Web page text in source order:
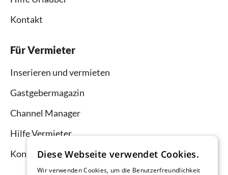
Kontakt
Für Vermieter
Inserieren und vermieten
Gastgebermagazin
Channel Manager
Hilfe Vermieter
KontaktDiese Webseite verwendet Cookies.
Wir verwenden Cookies, um die Benutzerfreundlichkeit